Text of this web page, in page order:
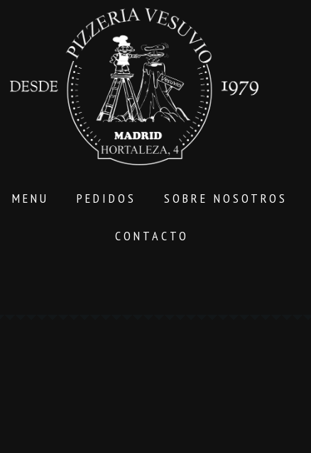
MENU PEDIDOS SOBRE NOSOTROS
CONTACTO